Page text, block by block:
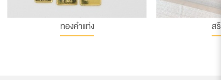
ทองคำแท่ง ส